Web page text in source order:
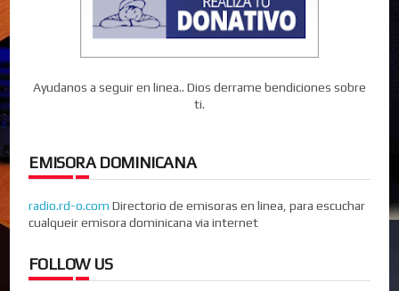
Ayudanos a seguir en linea.. Dios derrame bendiciones sobre
ti.
EMISORA DOMINICANA
radio.rd-o.com Directorio de emisoras en linea, para escuchar
cualqueir emisora dominicana via internet
FOLLOW US